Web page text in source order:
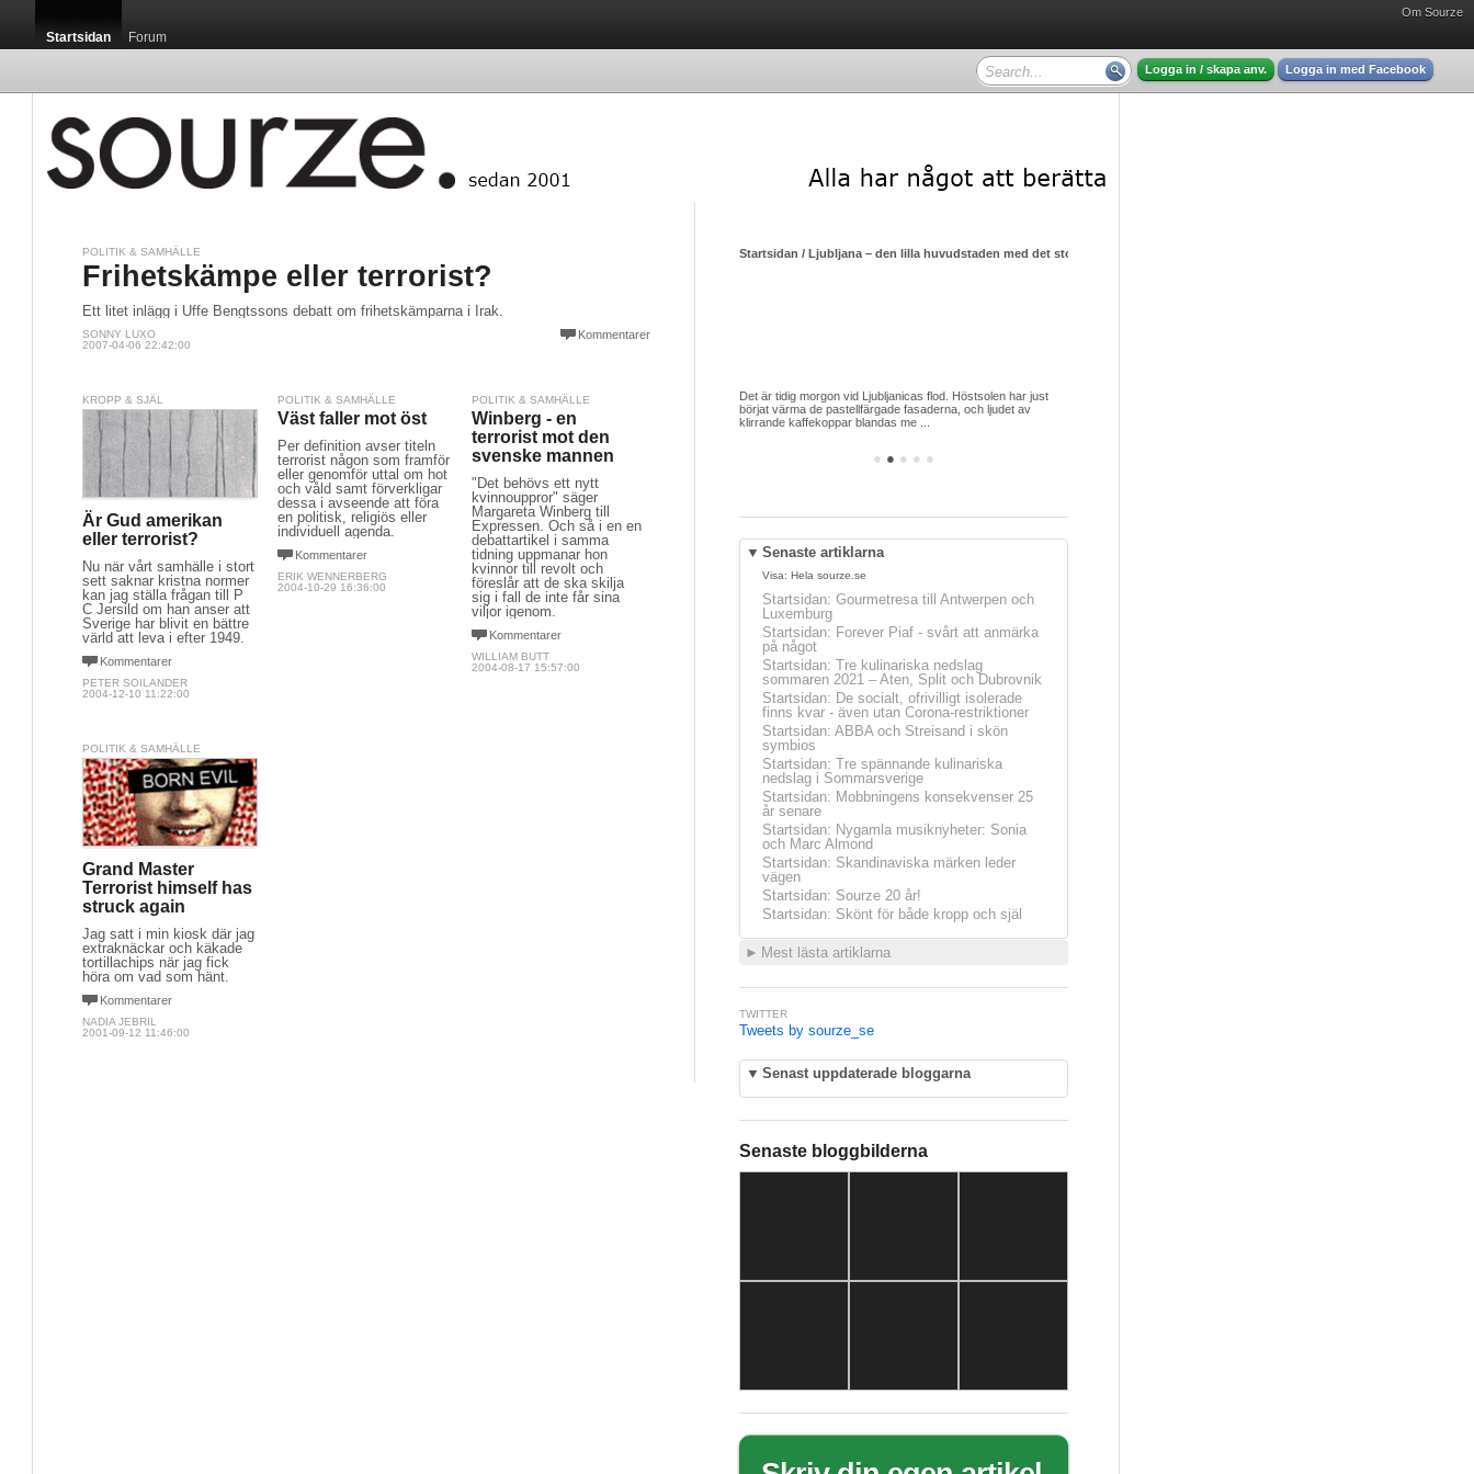
Om Sourze
Startsidan Forum
Logga in / skapa anv. Logga in med Facebook
POLITIK & SAMHÄLLE
Frihetskämpe eller terrorist?
Ett litet inlägg i Uffe Bengtssons debatt om frihetskämparna i Irak.
Kommentarer
SONNY LUXO
2007-04-06 22:42:00
KROPP & SJÄL
Är Gud amerikan
eller terrorist?
Nu när vårt samhälle i stort
sett saknar kristna normer
kan jag ställa frågan till P
C Jersild om han anser att
Sverige har blivit en bättre
värld att leva i efter 1949.
Kommentarer
PETER SOILANDER
2004-12-10 11:22:00
POLITIK & SAMHÄLLE
Väst faller mot öst
Per definition avser titeln
terrorist någon som framför
eller genomför uttal om hot
och våld samt förverkligar
dessa i avseende att föra
en politisk, religiös eller
individuell agenda.
Kommentarer
ERIK WENNERBERG
2004-10-29 16:36:00
POLITIK & SAMHÄLLE
Winberg - en
terrorist mot den
svenske mannen
"Det behövs ett nytt
kvinnouppror" säger
Margareta Winberg till
Expressen. Och så i en en
debattartikel i samma
tidning uppmanar hon
kvinnor till revolt och
föreslår att de ska skilja
sig i fall de inte får sina
viljor igenom.
Kommentarer
WILLIAM BUTT
2004-08-17 15:57:00
POLITIK & SAMHÄLLE
Grand Master
Terrorist himself has
struck again
Jag satt i min kiosk där jag
extraknäckar och käkade
tortillachips när jag fick
höra om vad som hänt.
Kommentarer
NADIA JEBRIL
2001-09-12 11:46:00
● ● ● ● ●
Startsidan / Luxemburgska restauranger som siktar mot himlen i sin strävan efter nya stjärnor
Luxemburg är med sina 650 000 invånare ett av de länder
som, sett till capita, har flest stjärnrestauranger i ansedda
publikationen Guide Michelin. Ja ...
Startsidan / Ljubljana – den lilla huvudstaden med det stora hjärtat
Det är tidig morgon vid Ljubljanicas flod. Höstsolen har just
börjat värma de pastellfärgade fasaderna, och ljudet av
klirrande kaffekoppar blandas me ...
▼ Senaste artiklarna
Visa: Hela sourze.se
Startsidan: Gourmetresa till Antwerpen och
Luxemburg
Startsidan: Forever Piaf - svårt att anmärka
på något
Startsidan: Tre kulinariska nedslag
sommaren 2021 – Aten, Split och Dubrovnik
Startsidan: De socialt, ofrivilligt isolerade
finns kvar - även utan Corona-restriktioner
Startsidan: ABBA och Streisand i skön
symbios
Startsidan: Tre spännande kulinariska
nedslag i Sommarsverige
Startsidan: Mobbningens konsekvenser 25
år senare
Startsidan: Nygamla musiknyheter: Sonia
och Marc Almond
Startsidan: Skandinaviska märken leder
vägen
Startsidan: Sourze 20 år!
Startsidan: Skönt för både kropp och själ
► Mest lästa artiklarna
TWITTER
Tweets by sourze_se
▼ Senast uppdaterade bloggarna
Senaste bloggbilderna